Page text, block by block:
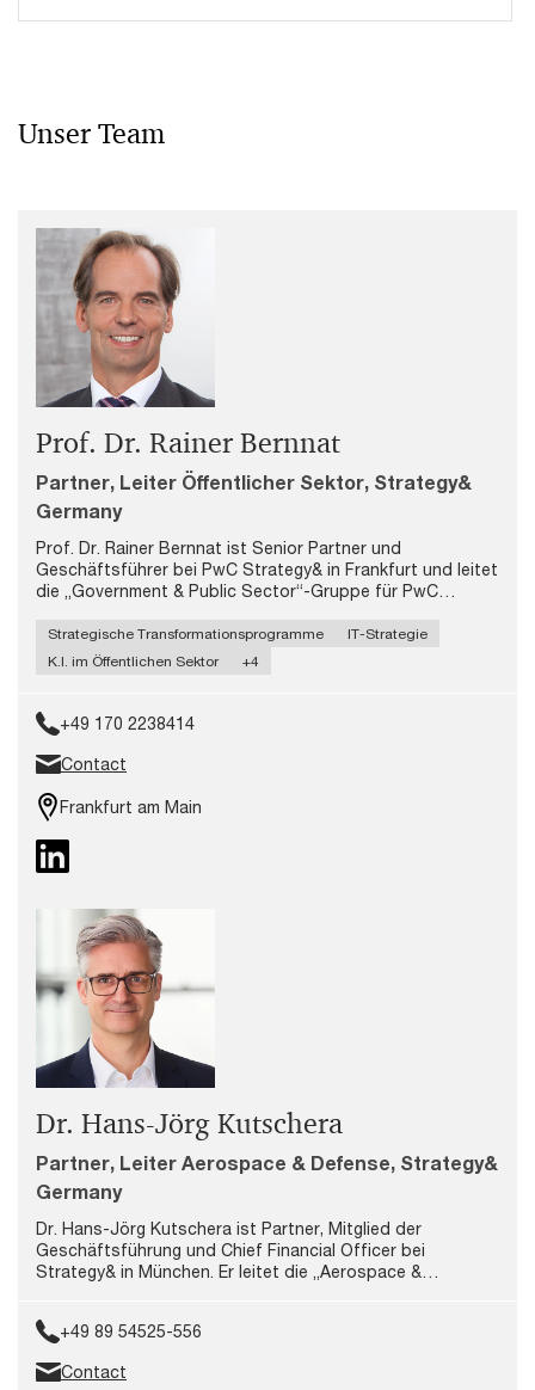
Unser Team
Prof. Dr. Rainer Bernnat
Partner, Leiter Öffentlicher Sektor, Strategy&
Germany
Prof. Dr. Rainer Bernnat ist Senior Partner und
Geschäftsführer bei PwC Strategy& in Frankfurt und leitet
die „Government & Public Sector“-Gruppe für PwC
Transformationsprogrammen im öffentlichen Sektor, mit
Schwerpunkten auf Verteidigung und Innere Sicherheit
Strategische Transformationsprogramme
IT-Strategie
K.I. im Öffentlichen Sektor
+4
+49 170 2238414
Contact
Frankfurt am Main
Dr. Hans-Jörg Kutschera
Partner, Leiter Aerospace & Defense, Strategy&
Germany
Dr. Hans-Jörg Kutschera ist Partner, Mitglied der
Geschäftsführung und Chief Financial Officer bei
Strategy& in München. Er leitet die „Aerospace &
strategiegestützten Transformationsprojekten und der
und Raumfahrt sowie Industriegüter.
+49 89 54525-556
Contact